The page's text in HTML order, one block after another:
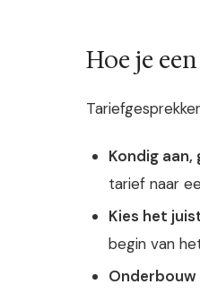
Hoe je
Kondig
tarief naar
Kies het
begin van